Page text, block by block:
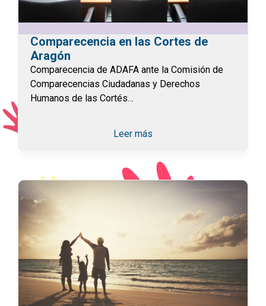
Comparecencia en las Cortes de
Aragón
Comparecencia de ADAFA ante la Comisión de
Comparecencias Ciudadanas y Derechos
Humanos de las Cortés…
Leer más